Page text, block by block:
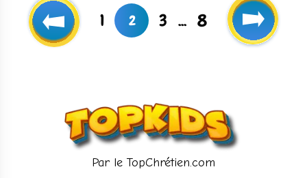
1 2 3 ... 8
Par le TopChrétien.com